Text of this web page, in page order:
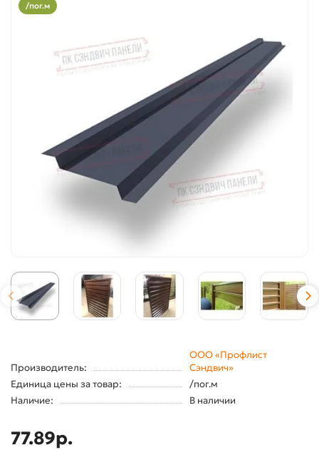
/пог.м
Производитель:
ООО «Профлист
Сэндвич»
Единица цены за товар:
/пог.м
Наличие:
В наличии
77.89р.